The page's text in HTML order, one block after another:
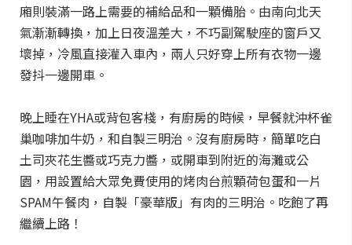
廂則裝滿一路上需要的補給品和一顆備胎。由南向北天
氣漸漸轉換，加上日夜溫差大，不巧副駕駛座的窗戶又
壞掉，冷風直接灌入車內，兩人只好穿上所有衣物一邊
發抖一邊開車。
晚上睡在YHA或背包客棧，有廚房的時候，早餐就沖杯雀
巢咖啡加牛奶，和自製三明治。沒有廚房時，簡單吃白
土司夾花生醬或巧克力醬，或開車到附近的海灘或公
園，用設置給大眾免費使用的烤肉台煎顆荷包蛋和一片
SPAM午餐肉，自製「豪華版」有肉的三明治。吃飽了再
繼續上路！